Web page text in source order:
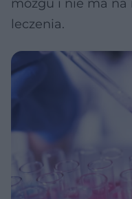
mózgu i nie ma
leczenia.